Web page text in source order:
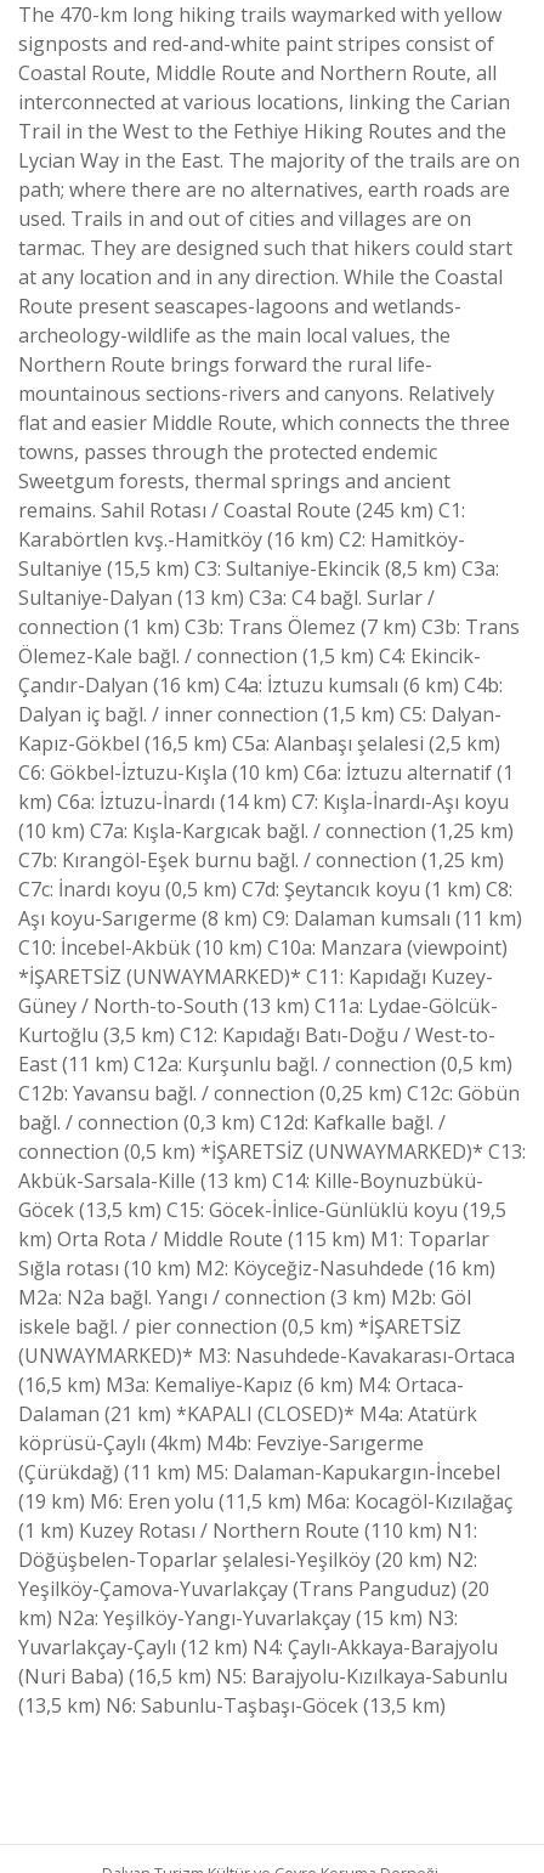
The 470-km long hiking trails waymarked with yellow
signposts and red-and-white paint stripes consist of
Coastal Route, Middle Route and Northern Route, all
interconnected at various locations, linking the Carian
Trail in the West to the Fethiye Hiking Routes and the
Lycian Way in the East. The majority of the trails are on
path; where there are no alternatives, earth roads are
used. Trails in and out of cities and villages are on
tarmac. They are designed such that hikers could start
at any location and in any direction. While the Coastal
Route present seascapes-lagoons and wetlands-
archeology-wildlife as the main local values, the
Northern Route brings forward the rural life-
mountainous sections-rivers and canyons. Relatively
flat and easier Middle Route, which connects the three
towns, passes through the protected endemic
Sweetgum forests, thermal springs and ancient
remains. Sahil Rotası / Coastal Route (245 km) C1:
Karabörtlen kvş.-Hamitköy (16 km) C2: Hamitköy-
Sultaniye (15,5 km) C3: Sultaniye-Ekincik (8,5 km) C3a:
Sultaniye-Dalyan (13 km) C3a: C4 bağl. Surlar /
connection (1 km) C3b: Trans Ölemez (7 km) C3b: Trans
Ölemez-Kale bağl. / connection (1,5 km) C4: Ekincik-
Çandır-Dalyan (16 km) C4a: İztuzu kumsalı (6 km) C4b:
Dalyan iç bağl. / inner connection (1,5 km) C5: Dalyan-
Kapız-Gökbel (16,5 km) C5a: Alanbaşı şelalesi (2,5 km)
C6: Gökbel-İztuzu-Kışla (10 km) C6a: İztuzu alternatif (1
km) C6a: İztuzu-İnardı (14 km) C7: Kışla-İnardı-Aşı koyu
(10 km) C7a: Kışla-Kargıcak bağl. / connection (1,25 km)
C7b: Kırangöl-Eşek burnu bağl. / connection (1,25 km)
C7c: İnardı koyu (0,5 km) C7d: Şeytancık koyu (1 km) C8:
Aşı koyu-Sarıgerme (8 km) C9: Dalaman kumsalı (11 km)
C10: İncebel-Akbük (10 km) C10a: Manzara (viewpoint)
*İŞARETSİZ (UNWAYMARKED)* C11: Kapıdağı Kuzey-
Güney / North-to-South (13 km) C11a: Lydae-Gölcük-
Kurtoğlu (3,5 km) C12: Kapıdağı Batı-Doğu / West-to-
East (11 km) C12a: Kurşunlu bağl. / connection (0,5 km)
C12b: Yavansu bağl. / connection (0,25 km) C12c: Göbün
bağl. / connection (0,3 km) C12d: Kafkalle bağl. /
connection (0,5 km) *İŞARETSİZ (UNWAYMARKED)* C13:
Akbük-Sarsala-Kille (13 km) C14: Kille-Boynuzbükü-
Göcek (13,5 km) C15: Göcek-İnlice-Günlüklü koyu (19,5
km) Orta Rota / Middle Route (115 km) M1: Toparlar
Sığla rotası (10 km) M2: Köyceğiz-Nasuhdede (16 km)
M2a: N2a bağl. Yangı / connection (3 km) M2b: Göl
iskele bağl. / pier connection (0,5 km) *İŞARETSİZ
(UNWAYMARKED)* M3: Nasuhdede-Kavakarası-Ortaca
(16,5 km) M3a: Kemaliye-Kapız (6 km) M4: Ortaca-
Dalaman (21 km) *KAPALI (CLOSED)* M4a: Atatürk
köprüsü-Çaylı (4km) M4b: Fevziye-Sarıgerme
(Çürükdağ) (11 km) M5: Dalaman-Kapukargın-İncebel
(19 km) M6: Eren yolu (11,5 km) M6a: Kocagöl-Kızılağaç
(1 km) Kuzey Rotası / Northern Route (110 km) N1:
Döğüşbelen-Toparlar şelalesi-Yeşilköy (20 km) N2:
Yeşilköy-Çamova-Yuvarlakçay (Trans Panguduz) (20
km) N2a: Yeşilköy-Yangı-Yuvarlakçay (15 km) N3:
Yuvarlakçay-Çaylı (12 km) N4: Çaylı-Akkaya-Barajyolu
(Nuri Baba) (16,5 km) N5: Barajyolu-Kızılkaya-Sabunlu
(13,5 km) N6: Sabunlu-Taşbaşı-Göcek (13,5 km)